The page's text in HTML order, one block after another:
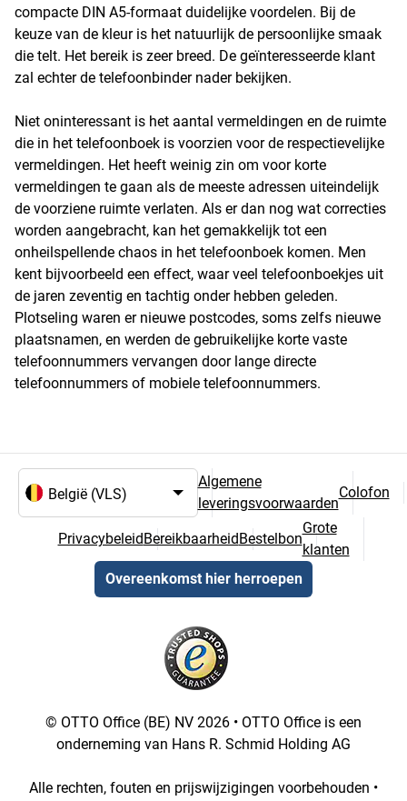
compacte DIN A5-formaat duidelijke voordelen. Bij de
keuze van de kleur is het natuurlijk de persoonlijke smaak
die telt. Het bereik is zeer breed. De geïnteresseerde klant
zal echter de telefoonbinder nader bekijken.
Niet oninteressant is het aantal vermeldingen en de ruimte
die in het telefoonboek is voorzien voor de respectievelijke
vermeldingen. Het heeft weinig zin om voor korte
vermeldingen te gaan als de meeste adressen uiteindelijk
de voorziene ruimte verlaten. Als er dan nog wat correcties
worden aangebracht, kan het gemakkelijk tot een
onheilspellende chaos in het telefoonboek komen. Men
kent bijvoorbeeld een effect, waar veel telefoonboekjes uit
de jaren zeventig en tachtig onder hebben geleden.
Plotseling waren er nieuwe postcodes, soms zelfs nieuwe
plaatsnamen, en werden de gebruikelijke korte vaste
telefoonnummers vervangen door lange directe
telefoonnummers of mobiele telefoonnummers.
Algemene
leveringsvoorwaarden
Colofon
PrivacybeleidBereikbaarheidBestelbon
Grote
klanten
Overeenkomst hier herroepen
© OTTO Office (BE) NV 2026 • OTTO Office is een
onderneming van Hans R. Schmid Holding AG
Alle rechten, fouten en prijswijzigingen voorbehouden •